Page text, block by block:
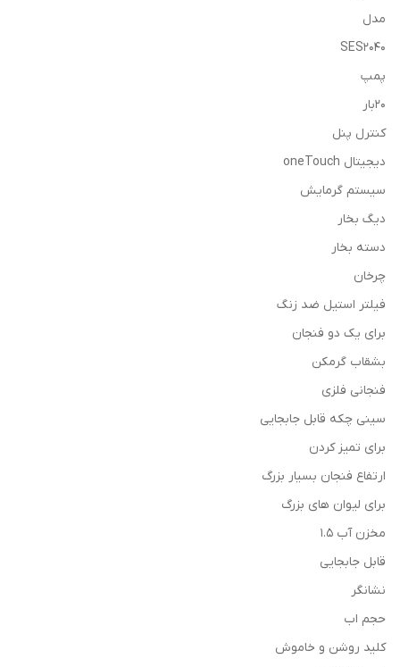
مدل
SES2040
پمپ
20بار
کنترل پنل
دیجیتال oneTouch
سیستم گرمایش
دیگ بخار
دسته بخار
چرخان
فیلتر استیل ضد زنگ
برای یک دو فنجان
بشقاب گرمکن
فنجانی فلزی
سینی چکه قابل جابجایی
برای تمیز کردن
ارتفاع فنجان بسیار بزرگ
برای لیوان های بزرگ
مخزن آب 1.5
قابل جابجایی
نشانگر
حجم اب
کلید روشن و خاموش